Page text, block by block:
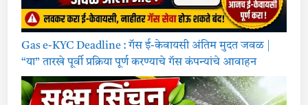
Gas e-KYC Deadline : गॅस ई-केवायसी अंतिम मुदत जवळ |
“या” तारखे पूर्वी प्रक्रिया पूर्ण करण्याचे गॅस कंपन्यांचे आवाहन